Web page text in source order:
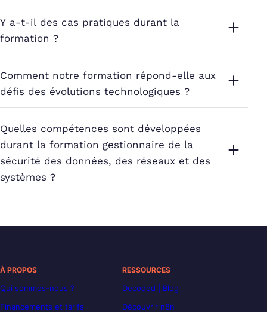
Y a-t-il des cas pratiques durant la
formation ?
Comment notre formation répond-elle aux
défis des évolutions technologiques ?
Quelles compétences sont développées
durant la formation gestionnaire de la
sécurité des données, des réseaux et des
systèmes ?
À PROPOS
Qui sommes-nous ?
Financements et tarifs
RESSOURCES
Decoded | Blog
Découvrir n8n